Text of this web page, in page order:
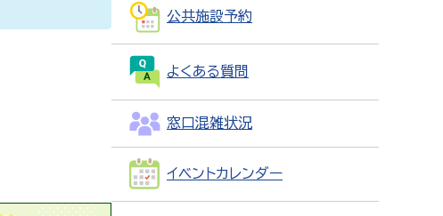
公共施設予約
よくある質問
窓口混雑状況
イベントカレンダー